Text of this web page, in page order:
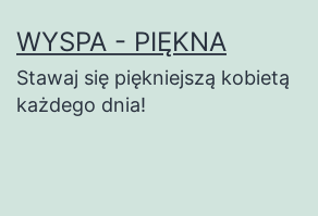
do
treści
WYSPA - PIĘKNA
Stawaj się piękniejszą kobietą
każdego dnia!